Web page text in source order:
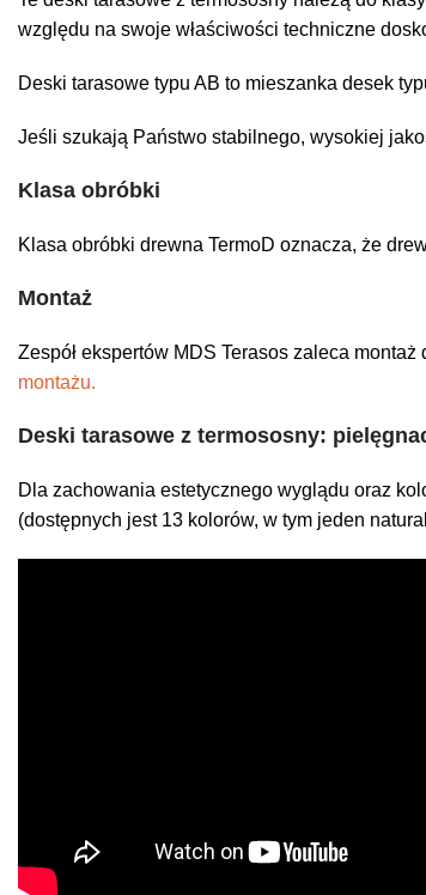
względu na swoje właściwości techniczne
Deski tarasowe typu AB to mieszanka desek
Jeśli szukają Państwo stabilnego, wysokiej
Klasa obróbki
Klasa obróbki drewna TermoD oznacza, że
Montaż
Zespół ekspertów MDS Terasos zaleca
montażu.
Deski tarasowe z termososny:
Dla zachowania estetycznego wyglądu oraz
(dostępnych jest 13 kolorów, w tym jeden